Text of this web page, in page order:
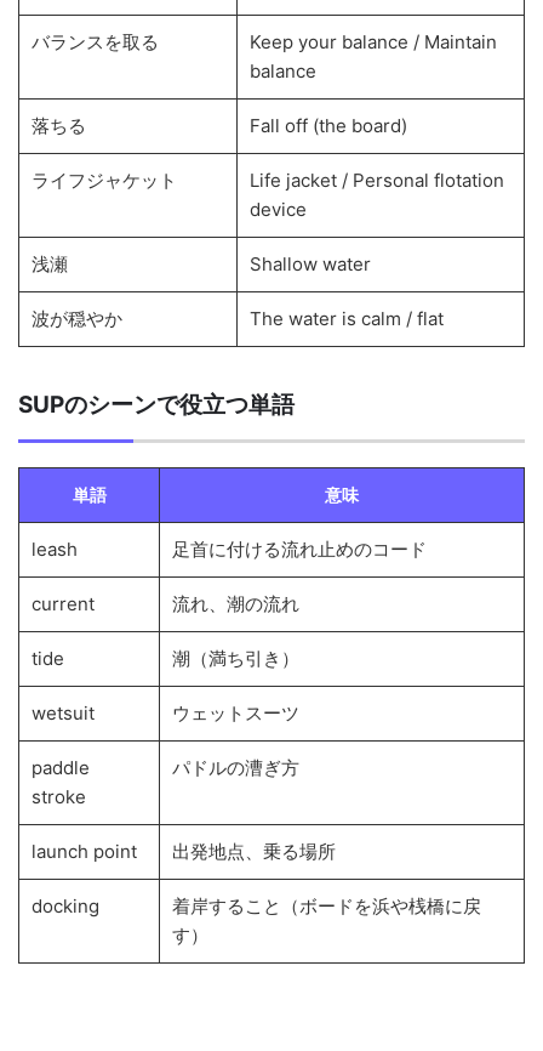
バランスを取る
Keep your balance / Maintain
balance
落ちる Fall off (the board)
ライフジャケット
Life jacket / Personal flotation
device
浅瀬 Shallow water
波が穏やか The water is calm / flat
SUPのシーンで役立つ単語
単語 意味
leash 足首に付ける流れ止めのコード
current 流れ、潮の流れ
tide 潮（満ち引き）
wetsuit ウェットスーツ
paddle
stroke
パドルの漕ぎ方
launch point 出発地点、乗る場所
docking
着岸すること（ボードを浜や桟橋に戻
す）